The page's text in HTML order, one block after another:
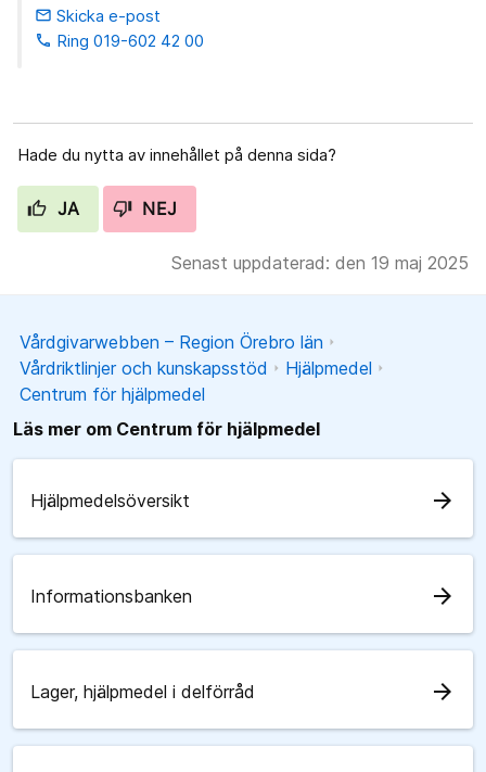
email Skicka e-post
phone Ring 019-602 42 00
Hade du nytta av innehållet på denna sida?
JA NEJ
Senast uppdaterad: den 19 maj 2025
Vårdgivarwebben – Region Örebro län
Vårdriktlinjer och kunskapsstöd
Hjälpmedel
Centrum för hjälpmedel
Läs mer om Centrum för hjälpmedel
Hjälpmedelsöversikt arrow_forward
Informationsbanken arrow_forward
Lager, hjälpmedel i delförråd arrow_forward